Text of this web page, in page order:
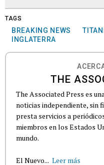
TAGS
BREAKING NEWS
INGLATERRA
THE
The Associated Press es
noticias independiente, sin
presta servicios a
miembros en los Estados
mundo.
El Nuevo... Leer más